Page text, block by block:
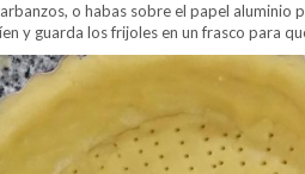
o habas sobre el papel aluminio
y guarda los frijoles en un frasco para